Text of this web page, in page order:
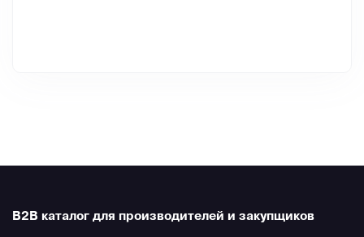
B2B каталог для производителей и закупщиков